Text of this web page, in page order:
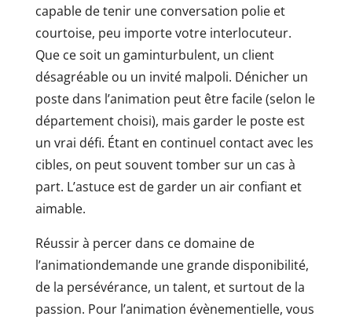
capable de tenir une conversation polie et
courtoise, peu importe votre interlocuteur.
Que ce soit un gaminturbulent, un client
désagréable ou un invité malpoli. Dénicher un
poste dans l’animation peut être facile (selon le
département choisi), mais garder le poste est
un vrai défi. Étant en continuel contact avec les
cibles, on peut souvent tomber sur un cas à
part. L’astuce est de garder un air confiant et
aimable.
Réussir à percer dans ce domaine de
l’animationdemande une grande disponibilité,
de la persévérance, un talent, et surtout de la
passion. Pour l’animation évènementielle, vous